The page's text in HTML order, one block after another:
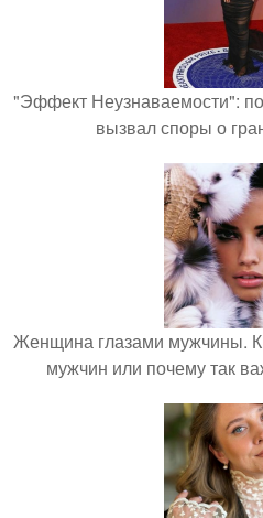
"Эффект Неузнаваемости":
вызвал споры о
Женщина глазами мужчины.
мужчин или почему так